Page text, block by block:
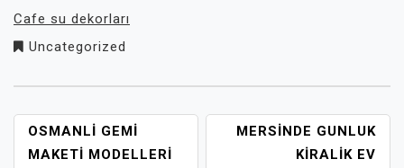
Cafe su dekorları
Uncategorized
YAZI
GEZINMESI
OSMANLI GEMI
MAKETI MODELLERI
MERSINDE GUNLUK
KIRALIK EV